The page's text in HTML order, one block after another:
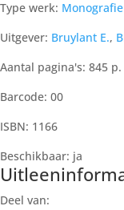
Type werk: Monografie
Uitgever: Bruylant E.,
Aantal pagina's: 845 p.
Barcode: 00
ISBN: 1166
Beschikbaar: ja
Deel van: